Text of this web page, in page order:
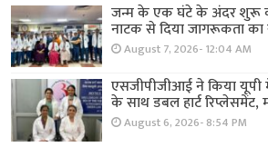
जन्म के एक घंटे के अंदर शुरू
नाटक से दिया जागरूकता
August 7, 2026- 12:04 AM
एसजीपीजीआई ने किया यूपी
के साथ डबल हार्ट रिप्लेसमेंट,
August 6, 2026- 8:54 PM